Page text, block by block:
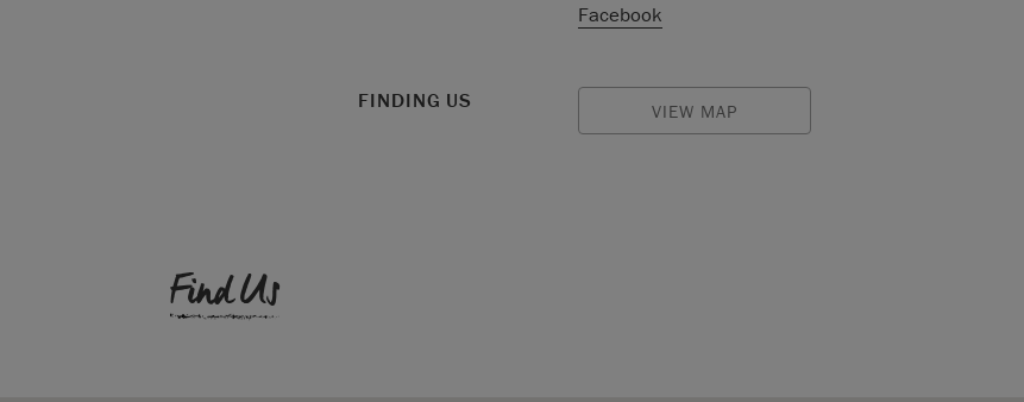
Facebook
FINDING US VIEW MAP
Find Us